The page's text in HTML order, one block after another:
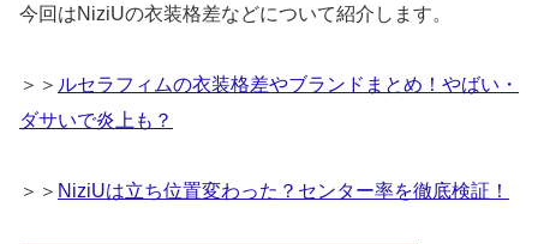
今回はNiziUの衣装格差などについて紹介します。
＞＞ ルセラフィムの衣装格差やブランドまとめ！やばい・
ダサいで炎上も？
＞＞ NiziUは立ち位置変わった？センター率を徹底検証！